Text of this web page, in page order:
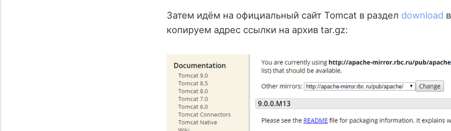
Затем идём на официальный сайт Tomcat в раздел download
копируем адрес ссылки на архив tar.gz: